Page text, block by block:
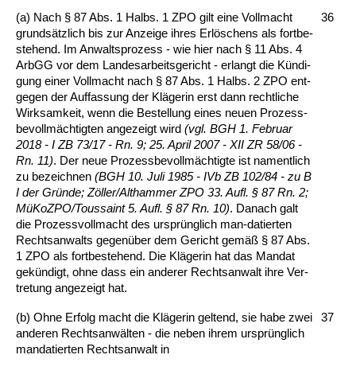
(a) Nach § 87 Abs. 1 Halbs. 1 ZPO gilt ei­ne Voll­macht
grundsätz­lich bis zur An­zei­ge ih­res Erlöschens als fort­be­
ste­hend. Im An­walt­s­pro­zess - wie hier nach § 11 Abs. 4
ArbGG vor dem Lan­des­ar­beits­ge­richt - er­langt die Kündi­
gung ei­ner Voll­macht nach § 87 Abs. 1 Halbs. 2 ZPO ent­
ge­gen der Auf­fas­sung der Kläge­rin erst dann recht­li­che
Wirk­sam­keit, wenn die Be­stel­lung ei­nes neu­en Pro­zess­
be­vollmäch­tig­ten an­ge­zeigt wird (vgl. BGH 1. Fe­bru­ar
2018 - I ZB 73/17 - Rn. 9; 25. April 2007 - XII ZR 58/06 -
Rn. 11). Der neue Pro­zess­be­vollmäch­tig­te ist na­ment­lich
zu be­zeich­nen (BGH 10. Ju­li 1985 - IVb ZB 102/84 - zu B
I der Gründe; Zöller/Alt­ham­mer ZPO 33. Aufl. § 87 Rn. 2;
MüKoZ­PO/Tous­saint 5. Aufl. § 87 Rn. 10). Da­nach galt
die Pro­zess­voll­macht des ursprüng­lich man-da­tier­ten
Rechts­an­walts ge­genüber dem Ge­richt gemäß § 87 Abs.
1 ZPO als fort­be­ste­hend. Die Kläge­rin hat das Man­dat
gekündigt, oh­ne dass ein an­de­rer Rechts­an­walt ih­re Ver­
tre­tung an­ge­zeigt hat.
36
(b) Oh­ne Er­folg macht die Kläge­rin gel­tend, sie ha­be zwei
an­de­ren Rechts­anwälten - die ne­ben ih­rem ursprüng­lich
man­da­tier­ten Rechts­an­walt in
37